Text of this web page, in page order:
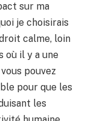
sur ma
je choisirais
calme, loin
où il y a une
pouvez
pour que les
les